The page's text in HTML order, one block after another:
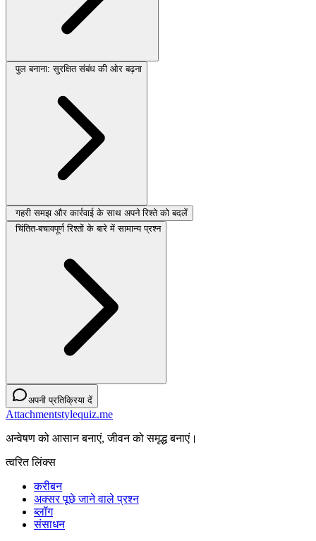
पुल बनाना: सुरक्षित संबंध की ओर बढ़ना
गहरी समझ और कार्रवाई के साथ अपने रिश्ते को बदलें
चिंतित-बचावपूर्ण रिश्तों के बारे में सामान्य प्रश्न
अपनी प्रतिक्रिया दें
Attachmentstylequiz.me
अन्वेषण को आसान बनाएं, जीवन को समृद्ध बनाएं।
त्वरित लिंक्स
करीबन
अक्सर पूछे जाने वाले प्रश्न
ब्लॉग
संसाधन